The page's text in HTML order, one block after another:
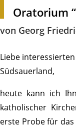
Orato­rium
von Georg
Liebe
Südsauerland,
heute kann ich
katho­li­scher
erste Probe für